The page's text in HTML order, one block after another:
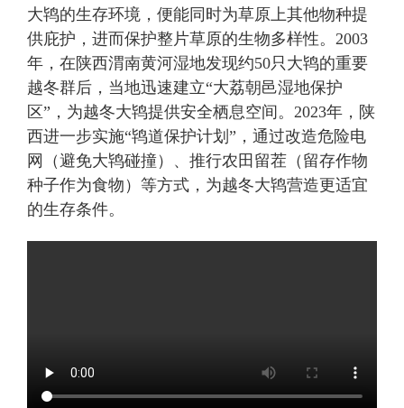
大鸨的生存环境，便能同时为草原上其他物种提
供庇护，进而保护整片草原的生物多样性。2003
年，在陕西渭南黄河湿地发现约50只大鸨的重要
越冬群后，当地迅速建立“大荔朝邑湿地保护
区”，为越冬大鸨提供安全栖息空间。 2023年，陕
西进一步实施“鸨道保护计划”，通过改造危险电
网（避免大鸨碰撞）、推行农田留茬（留存作物
种子作为食物）等方式，为越冬大鸨营造更适宜
的生存条件。